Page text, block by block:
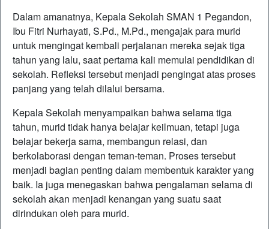
Dalam amanatnya, Kepala Sekolah SMAN 1 Pegandon,
Ibu Fitri Nurhayati, S.Pd., M.Pd., mengajak para murid
untuk mengingat kembali perjalanan mereka sejak tiga
tahun yang lalu, saat pertama kali memulai pendidikan di
sekolah. Refleksi tersebut menjadi pengingat atas proses
panjang yang telah dilalui bersama.
Kepala Sekolah menyampaikan bahwa selama tiga
tahun, murid tidak hanya belajar keilmuan, tetapi juga
belajar bekerja sama, membangun relasi, dan
berkolaborasi dengan teman-teman. Proses tersebut
menjadi bagian penting dalam membentuk karakter yang
baik. Ia juga menegaskan bahwa pengalaman selama di
sekolah akan menjadi kenangan yang suatu saat
dirindukan oleh para murid.